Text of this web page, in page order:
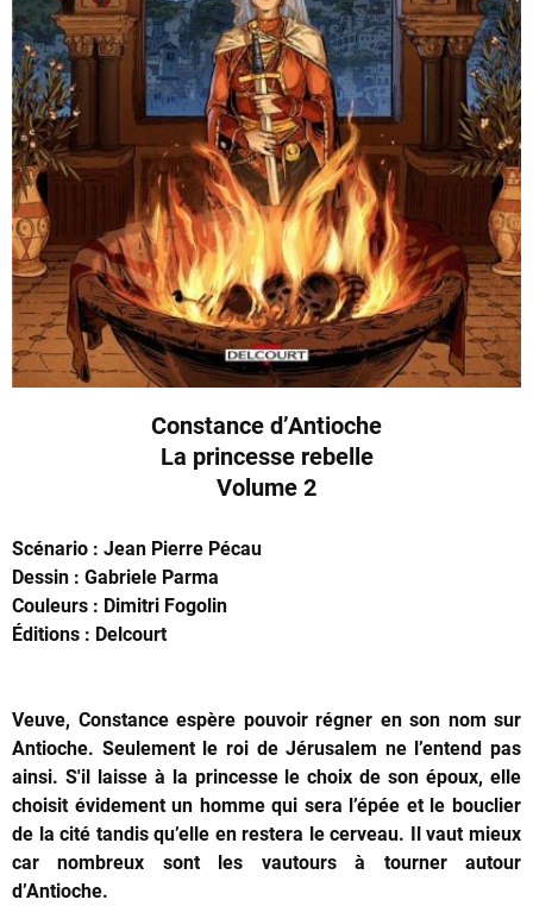
Constance d’Antioche
La princesse rebelle
Volume 2
Scénario : Jean Pierre Pécau
Dessin : Gabriele Parma
Couleurs : Dimitri Fogolin
Éditions : Delcourt
Veuve, Constance espère pouvoir régner en son nom sur
Antioche. Seulement le roi de Jérusalem ne l’entend pas
ainsi. S'il laisse à la princesse le choix de son époux, elle
choisit évidement un homme qui sera l’épée et le bouclier
de la cité tandis qu’elle en restera le cerveau. Il vaut mieux
car nombreux sont les vautours à tourner autour
d’Antioche.